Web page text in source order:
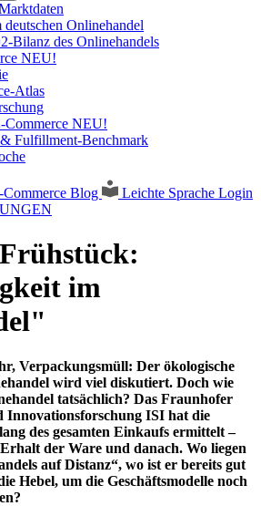
deutschen Onlinehandel
Bilanz des Onlinehandels
NEU!
Atlas
Commerce NEU!
Fulfillment-Benchmark
Commerce Blog Leichte Sprache Login
im
Verpackungsmüll: Der ökologische
wird viel diskutiert. Doch wie
tatsächlich? Das Fraunhofer
Innovationsforschung ISI hat die
des gesamten Einkaufs ermittelt –
der Ware und danach. Wo liegen
auf Distanz“, wo ist er bereits gut
Hebel, um die Geschäftsmodelle noch